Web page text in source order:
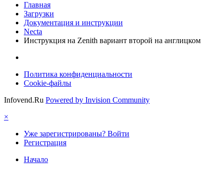
Главная
Загрузки
Документация и инструкции
Necta
Инструкция на Zenith вариант второй на англицком
Политика конфиденциальности
Cookie-файлы
Infovend.Ru Powered by Invision Community
×
Уже зарегистрированы? Войти
Регистрация
Начало